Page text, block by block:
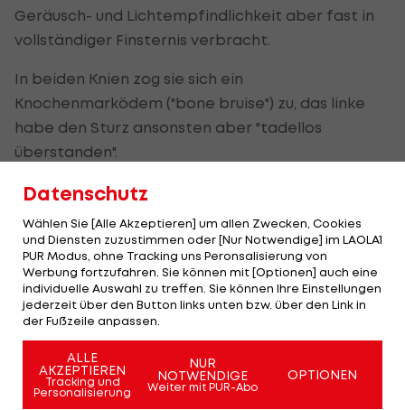
Geräusch- und Lichtempfindlichkeit aber fast in
vollständiger Finsternis verbracht.
In beiden Knien zog sie sich ein
Knochenmarködem ("bone bruise") zu, das linke
habe den Sturz ansonsten aber "tadellos
überstanden".
Rechts trägt sie zum Ruhigstellen eine Schiene,
damit sich das Innenband wieder ans Gelenk
anlegen kann, denn dieses habe sich gelöst. Das
Ganze hänge mit einer alten Verletzung
zusammen. "Da brauche ich nur die nächsten paar
Wochen Ruhe geben", erklärte Hütter.
Nach dem Sturz, bei dem sie kurz auch bewusstlos
geworden war, habe sie fünfzehn Minuten nicht
gewusst, wo sie sei, das habe ihr Angst gemacht.
Datenschutz
Wählen Sie [Alle Akzeptieren] um allen Zwecken, Cookies
und Diensten zuzustimmen oder [Nur Notwendige] im LAOLA1
PUR Modus, ohne Tracking uns Peronsalisierung von
Werbung fortzufahren. Sie können mit [Optionen] auch eine
individuelle Auswahl zu treffen. Sie können Ihre Einstellungen
jederzeit über den Button links unten bzw. über den Link in
der Fußzeile anpassen.
ALLE
AKZEPTIEREN
Tracking und
Personalisierung
NUR
NOTWENDIGE
Weiter mit PUR-Abo
OPTIONEN